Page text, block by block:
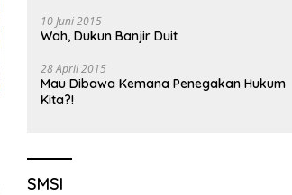
10 Juni 2015
Wah, Dukun Banjir Duit
28 April 2015
Mau Dibawa Kemana Penegakan Hukum
Kita?!
SMSI